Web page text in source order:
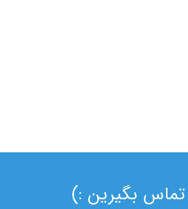
تماس بگیرین :)